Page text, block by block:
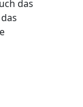
das